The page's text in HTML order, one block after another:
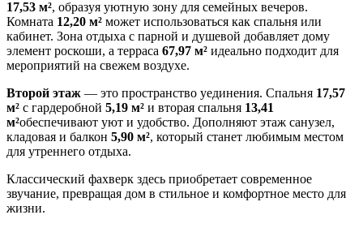
17,53 м², образуя уютную зону для семейных вечеров.
Комната 12,20 м² может использоваться как спальня или
кабинет. Зона отдыха с парной и душевой добавляет дому
элемент роскоши, а терраса 67,97 м² идеально подходит для
мероприятий на свежем воздухе.
Второй этаж — это пространство уединения. Спальня 17,57
м² с гардеробной 5,19 м² и вторая спальня 13,41
м²обеспечивают уют и удобство. Дополняют этаж санузел,
кладовая и балкон 5,90 м², который станет любимым местом
для утреннего отдыха.
Классический фахверк здесь приобретает современное
звучание, превращая дом в стильное и комфортное место для
жизни.